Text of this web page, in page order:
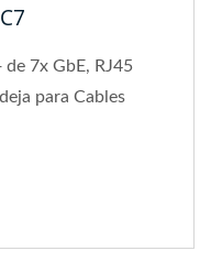
7x GbE, RJ45
para Cables